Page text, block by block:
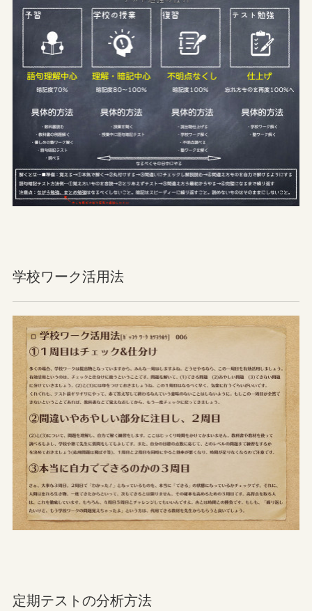
学校ワーク活用法
定期テストの分析方法